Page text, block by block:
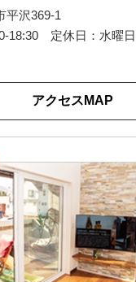
平沢369-1
18:30 定休日：水曜
アクセスMAP